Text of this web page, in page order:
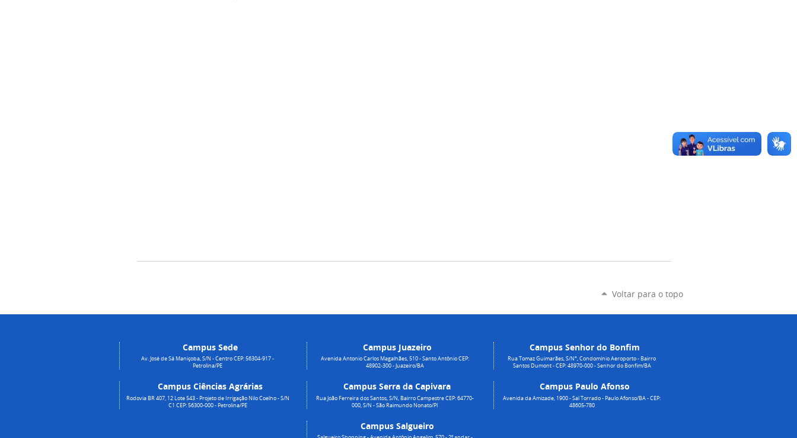
Voltar para o topo
Campus Sede
Av. José de Sá Maniçoba, S/N - Centro CEP: 56304-917 -
Petrolina/PE
Campus Ciências Agrárias
Rodovia BR 407, 12 Lote 543 - Projeto de Irrigação Nilo Coelho - S/N
C1 CEP: 56300-000 - Petrolina/PE
Campus Juazeiro
Avenida Antonio Carlos Magalhães, 510 - Santo Antônio CEP:
48902-300 - Juazeiro/BA
Campus Serra da Capivara
Rua João Ferreira dos Santos, S/N, Bairro Campestre CEP: 64770-
000, S/N - São Raimundo Nonato/PI
Campus Salgueiro
Campus Senhor do Bonfim
Rua Tomaz Guimarães, S/N°, Condomínio Aeroporto - Bairro
Santos Dumont - CEP: 48970-000 - Senhor do Bonfim/BA
Campus Paulo Afonso
Avenida da Amizade, 1900 - Sal Torrado - Paulo Afonso/BA - CEP:
48605-780